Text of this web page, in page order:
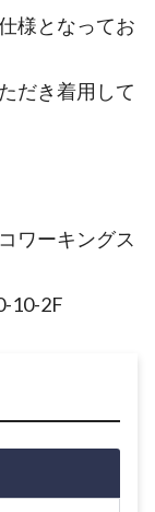
様となってお
だき着用して
ワーキングス
10-2F